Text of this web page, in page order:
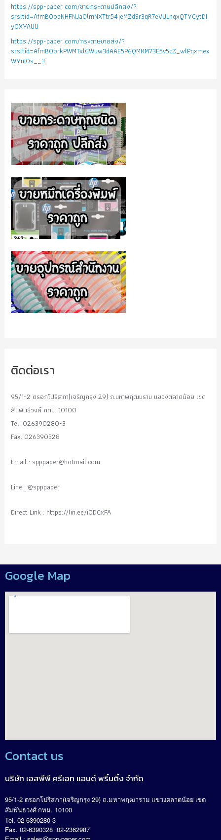
https://spp-paper com/ขายกระดาษปลีกส่ง/?
srsltid=AfmBOoqNHFNJa0lmNXTtr54jeMZdSr3gR7eVULnqxQTYCytDI
yOXYAUU
https://spp-paper com/กระดาษขายส่ง/?
srsltid=AfmBOorkPWMTxlGWuw3dAAE5P6QMKM73E5v5cZ_wlPqxmex
WYnIOs__3
ติดต่อเรา
95/1-2 ตรอกโปริสภา(เจริญกรุง 29) ถ.มหาพฤฒมราม แขวงตลาดน้อย เขต
สัมพันธืวงค์ กทม. 10100
Tel. 026390280-3
Fax. 026390328
Email : spppaper@hotmail.com
Line : @spppaper
Direct Link : https://lin.ee/i0DCxFA
Google Map
Contact us
บริษัท เอสพีพี ครีเอท แอนด์ พริ้นติ้ง จำกัด
95/1-2 ตรอกโปริสภา(เจริญกรุง 29) ถ.มหาพฤฒาราม แขวงตลาดน้อย เขต
สัมพันธวงศ์ กทม. 10100
Tel. 02-6390280-3
Fax. 02-6390328 02-2362987